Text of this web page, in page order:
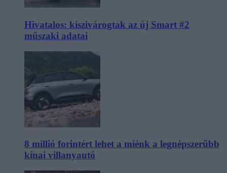
Hivatalos: kiszivárogtak az új Smart #2
műszaki adatai
8 millió forintért lehet a miénk a legnépszerűbb
kínai villanyautó